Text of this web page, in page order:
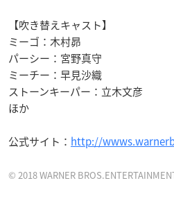
【吹き替えキャスト】
ミーゴ：木村昴
パーシー：宮野真守
ミーチー：早見沙織
ストーンキーパー：立木文彦
ほか
公式サイト： http://
© 2018 WARNER